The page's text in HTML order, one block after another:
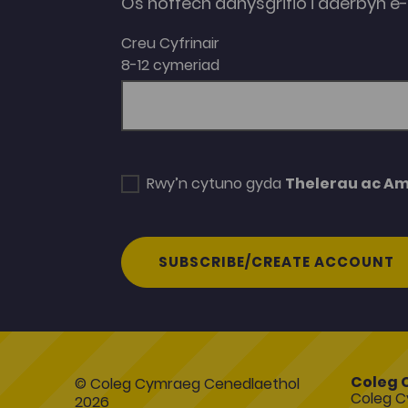
Creu Cyfrinair
8-12 cymeriad
Rwy’n cytuno gyda Thelerau ac
SUBSCRIBE/CREATE ACCOUNT
© Coleg Cymraeg Cenedlaethol
2026
Coleg
Coleg